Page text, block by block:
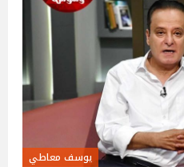
يوسف معاطي